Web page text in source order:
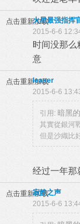
点击重新加载火星最强指挥
2015-6-6
时间没那么
意
点击重新加载
leaser
2015-6-6
引用: 暗黑
其實從銀河
但是沙織比
经过一年那
点击重新加载
寂静之声
2015-6-6